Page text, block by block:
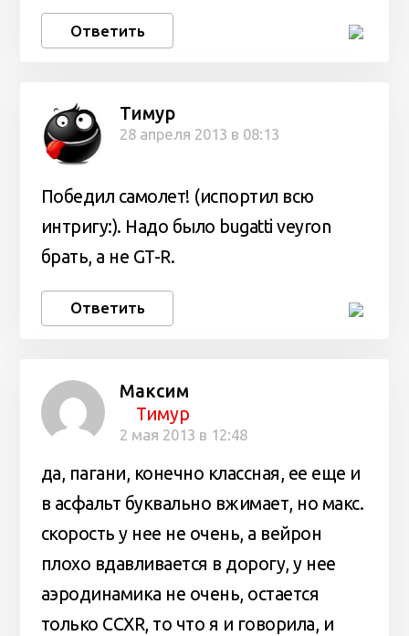
Ответить
Тимур
28 апреля 2013 в 08:13
Победил самолет! (испортил всю
интригу:). Надо было bugatti veyron
брать, а не GT-R.
Ответить
Максим
Тимур
2 мая 2013 в 12:48
да, пагани, конечно классная, ее еще и
в асфальт буквально вжимает, но макс.
скорость у нее не очень, а вейрон
плохо вдавливается в дорогу, у нее
аэродинамика не очень, остается
только CCXR, то что я и говорила, и